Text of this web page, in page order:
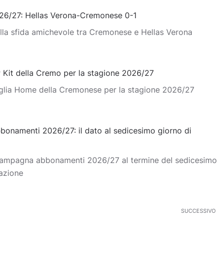
27: Hellas Verona-Cremonese 0-1
sfida amichevole tra Cremonese e Hellas Verona
Kit della Cremo per la stagione 2026/27
Home della Cremonese per la stagione 2026/27
2026/27: il dato al sedicesimo giorno di
abbonamenti 2026/27 al termine del sedicesimo
SUCCESSIVO